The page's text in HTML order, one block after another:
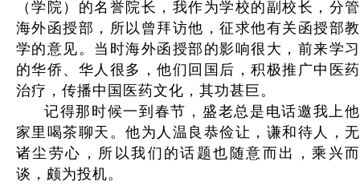
（学院）的名誉院长，我作为学校的副校长，分管
海外函授部，所以曾拜访他，征求他有关函授部教
学的意见。当时海外函授部的影响很大，前来学习
的华侨、华人很多，他们回国后，积极推广中医药
治疗，传播中国医药文化，其功甚巨。
记得那时候一到春节，盛老总是电话邀我上他
家里喝茶聊天。他为人温良恭俭让，谦和待人，无
诸尘劳心，所以我们的话题也随意而出，乘兴而
谈，颇为投机。